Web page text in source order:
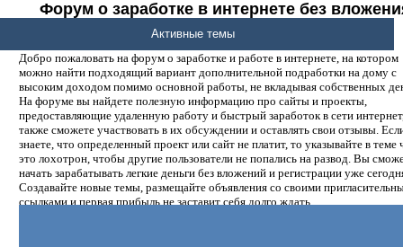
Форум о заработке в интернете без
денег.
Добро пожаловать на форум о заработке и работе в интернете, на котором
можно найти подходящий вариант дополнительной подработки на дому с
высоким доходом помимо основной работы, не вкладывая собственных
На форуме вы найдете полезную информацию про сайты и проекты,
предоставляющие удаленную работу и быстрый заработок в сети
также сможете участвовать в их обсуждении и оставлять свои отзывы.
знаете, что определенный проект или сайт не платит, то указывайте в теме
это лохотрон, чтобы другие пользователи не попались на развод. Вы
начать зарабатывать легкие деньги без вложений и регистрации уже
Создавайте новые темы, размещайте объявления со своими
ссылками и первая прибыль не заставит себя долго ждать.
Активные темы